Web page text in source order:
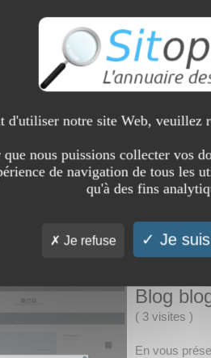
Blog
( 3 visites)
Si vous
propose sur
satisfaire
➔ Catégorie :
Voir
Blog
( 3 visites)
En vous
d'utiliser notre site Web, veuillez
nous puissions collecter vos
de navigation de tous les
qu'à des fins
Je refuse Je